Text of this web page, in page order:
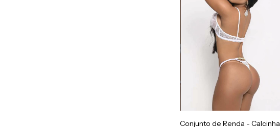
Conjunto de Renda - Calcinha